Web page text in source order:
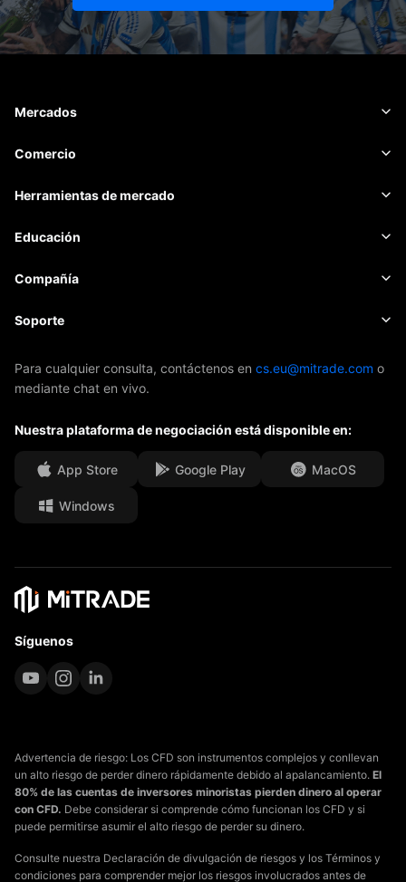
Mercados
Forex
Materias primas
Comercio
Plataforma de trading
Gestión de riesgo
Herramientas de mercado
Calendario económico
Noticias
Educación
Básica
EBook
Compañía
Sobre Mitrade
Nuestros premios
Centro de medios
Oportunidades de Carrera
Documentos Legales
Soporte
Centro de ayuda
F.A.Q.
Para cualquier consulta, contáctenos en cs.eu@mitrade.com o
mediante chat en vivo.
Nuestra plataforma de negociación está disponible en:
App Store Google Play MacOS
Windows
Síguenos
Advertencia de riesgo: Los CFD son instrumentos complejos y conllevan
un alto riesgo de perder dinero rápidamente debido al apalancamiento. El
80% de las cuentas de inversores minoristas pierden dinero al operar
con CFD. Debe considerar si comprende cómo funcionan los CFD y si
puede permitirse asumir el alto riesgo de perder su dinero.
Consulte nuestra Declaración de divulgación de riesgos y los Términos y
condiciones para comprender mejor los riesgos involucrados antes de